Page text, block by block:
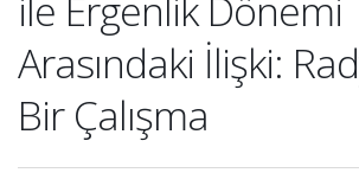
Arasındaki İlişki:
Bir Çalışma